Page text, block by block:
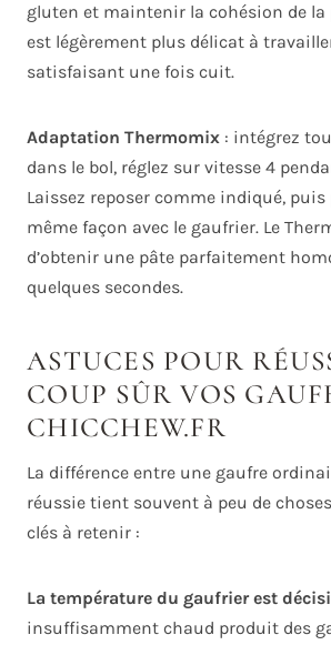
gluten et maintenir la cohésion de la
est légèrement plus délicat à
satisfaisant une fois cuit.
Adaptation Thermomix : intégrez
dans le bol, réglez sur vitesse 4
Laissez reposer comme indiqué, puis
même façon avec le gaufrier. Le
d’obtenir une pâte parfaitement
quelques secondes.
ASTUCES POUR
COUP SÛR VOS
CHICCHEW.FR
La différence entre une gaufre
réussie tient souvent à peu de
clés à retenir :
La température du gaufrier est
insuffisamment chaud produit des